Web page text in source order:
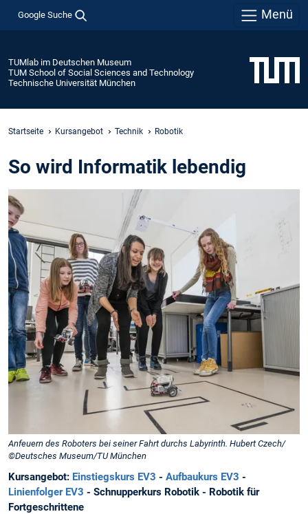
Google Suche Menü
TUMlab im Deutschen Museum
TUM School of Social Sciences and Technology
Technische Universität München
Startseite Kursangebot Technik Robotik
So wird Informatik lebendig
Anfeuern des Roboters bei seiner Fahrt durchs Labyrinth. Hubert Czech/
©Deutsches Museum/TU München
Kursangebot: Einstiegskurs EV3 - Aufbaukurs EV3 -
Linienfolger EV3 - Schnupperkurs Robotik - Robotik für
Fortgeschrittene